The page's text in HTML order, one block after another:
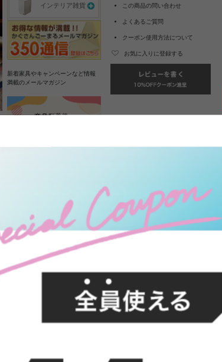
インテリア雑貨
新着家具やキャンペーンなど情報
満載のメールマガジン
家具のレビューを書くと10%OFFク
ーポンプレゼント
この商品の問い合わせ
よくあるご質問
クーポン使用方法について
お気に入りに登録する